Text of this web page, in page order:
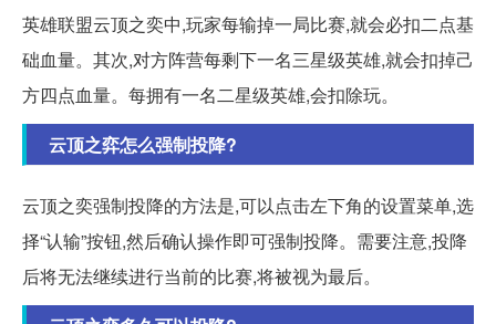
英雄联盟云顶之奕中,玩家每输掉一局比赛,就会必扣二点基
础血量。其次,对方阵营每剩下一名三星级英雄,就会扣掉己
方四点血量。每拥有一名二星级英雄,会扣除玩。
云顶之弈怎么强制投降?
云顶之奕强制投降的方法是,可以点击左下角的设置菜单,选
择“认输”按钮,然后确认操作即可强制投降。需要注意,投降
后将无法继续进行当前的比赛,将被视为最后。